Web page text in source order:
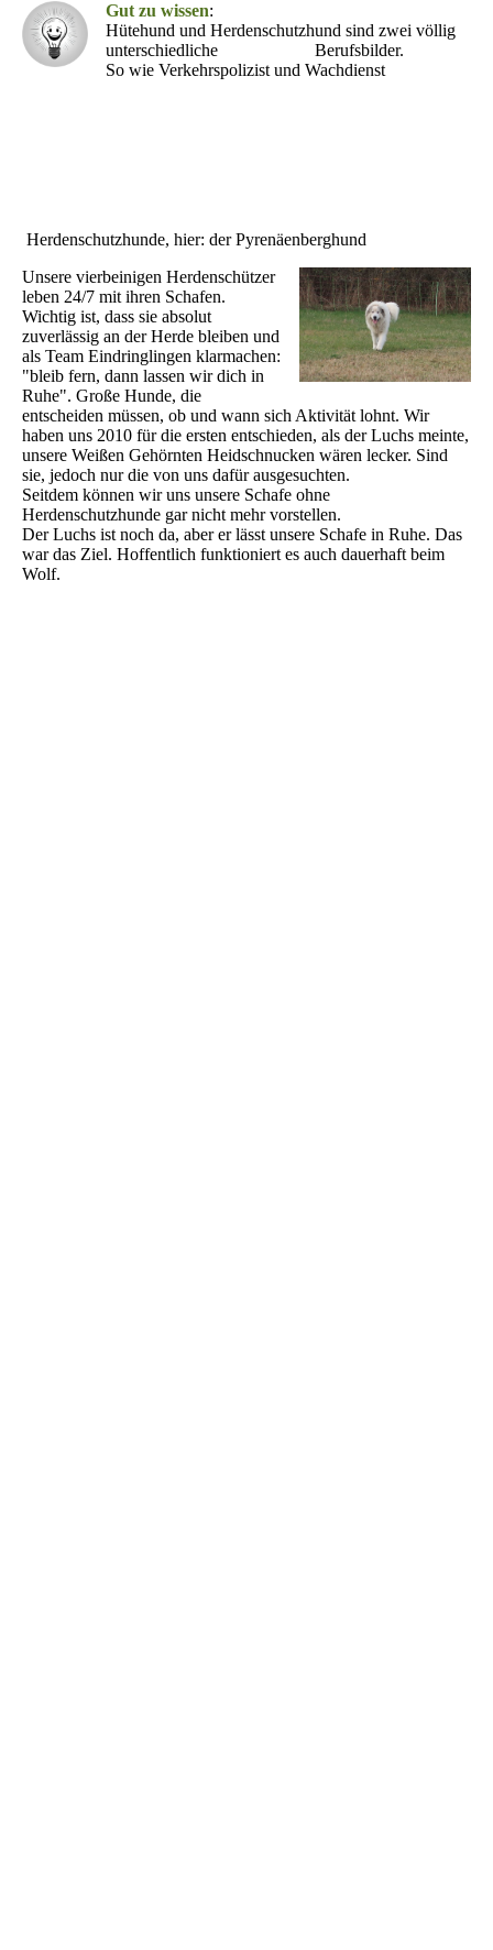
Gut zu wissen:
Hütehund und Herdenschutzhund sind zwei völlig
unterschiedliche Berufsbilder.
So wie Verkehrspolizist und Wachdienst
Herdenschutzhunde, hier: der Pyrenäenberghund
Unsere vierbeinigen Herdenschützer
leben 24/7 mit ihren Schafen.
Wichtig ist, dass sie absolut
zuverlässig an der Herde bleiben und
als Team Eindringlingen klarmachen:
"bleib fern, dann lassen wir dich in
Ruhe". Große Hunde, die
entscheiden müssen, ob und wann sich Aktivität lohnt. Wir
haben uns 2010 für die ersten entschieden, als der Luchs meinte,
unsere Weißen Gehörnten Heidschnucken wären lecker. Sind
sie, jedoch nur die von uns dafür ausgesuchten.
Seitdem können wir uns unsere Schafe ohne
Herdenschutzhunde gar nicht mehr vorstellen.
Der Luchs ist noch da, aber er lässt unsere Schafe in Ruhe. Das
war das Ziel. Hoffentlich funktioniert es auch dauerhaft beim
Wolf.